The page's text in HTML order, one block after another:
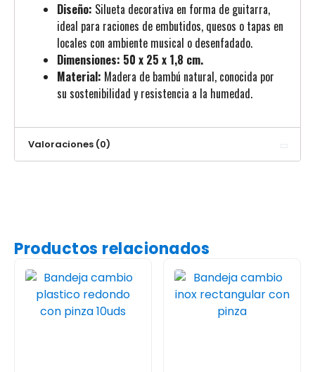
Diseño: Silueta decorativa en forma de guitarra,
ideal para raciones de embutidos, quesos o tapas en
locales con ambiente musical o desenfadado.
Dimensiones: 50 x 25 x 1,8 cm.
Material: Madera de bambú natural, conocida por
su sostenibilidad y resistencia a la humedad.
Valoraciones (0)
Productos relacionados